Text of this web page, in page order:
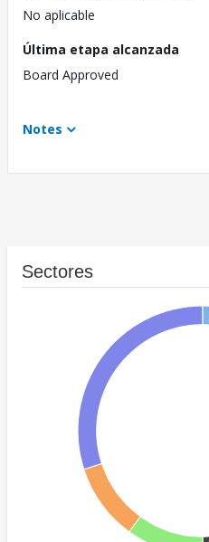
No aplicable
Última etapa alcanzada
Board Approved
Notes
Sectores